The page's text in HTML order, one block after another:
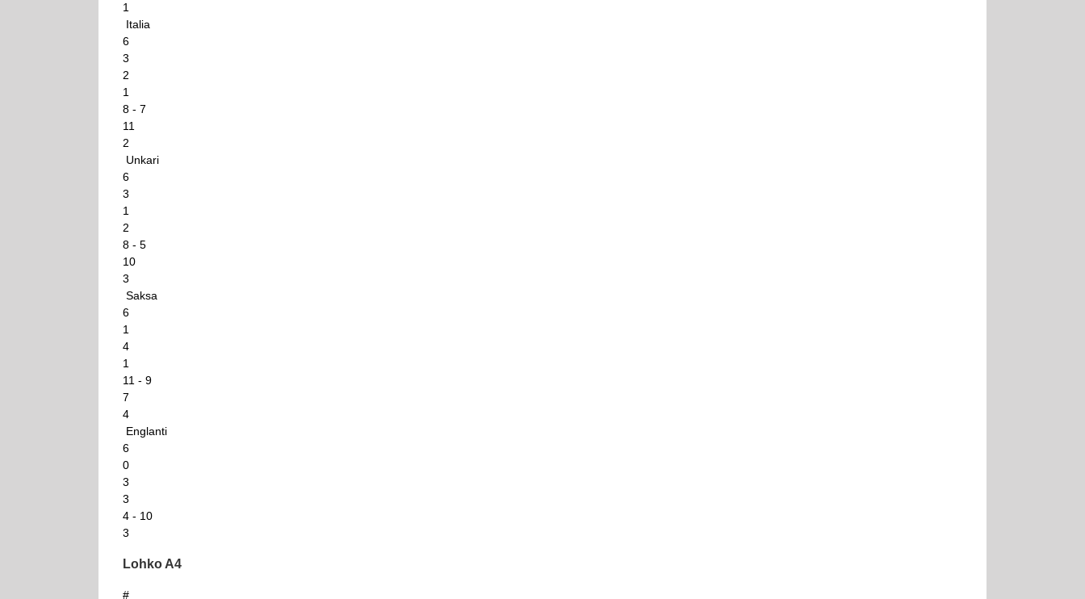
1
Italia
6
3
2
1
8 - 7
11
2
Unkari
6
3
1
2
8 - 5
10
3
Saksa
6
1
4
1
11 - 9
7
4
Englanti
6
0
3
3
4 - 10
3
Lohko A4
#